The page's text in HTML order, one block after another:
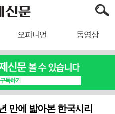
오피니언 동영상
만에 밟아본 한국시리